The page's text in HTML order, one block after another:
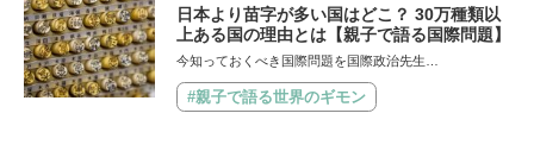
日本より苗字が多い国はどこ？ 30万種類以
上ある国の理由とは【親子で語る国際問題】
今知っておくべき国際問題を国際政治先生…
#親子で語る世界のギモン